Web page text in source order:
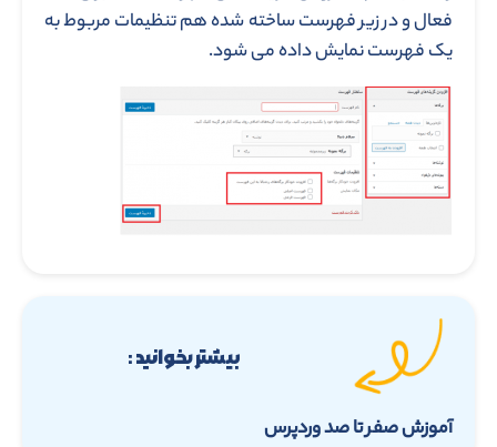
فعال و در زیر فهرست ساخته شده هم تنظیمات مربوط به
یک فهرست نمایش داده می شود.
بیشتر بخوانید :
آموزش صفر تا صد وردپرس